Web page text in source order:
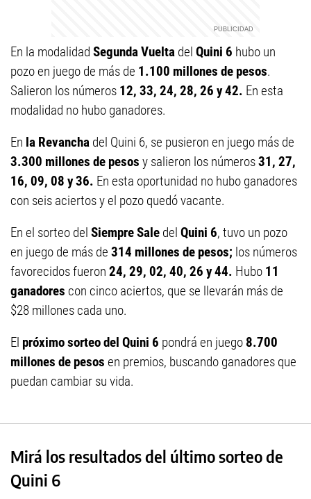
En la modalidad Segunda Vuelta del Quini 6 hubo un
pozo en juego de más de 1.100 millones de pesos.
Salieron los números 12, 33, 24, 28, 26 y 42. En esta
modalidad no hubo ganadores.
En la Revancha del Quini 6, se pusieron en juego más de
3.300 millones de pesos y salieron los números31, 27,
16, 09, 08 y 36. En esta oportunidad no hubo ganadores
con seis aciertos y el pozo quedó vacante.
En el sorteo del Siempre Sale del Quini 6, tuvo un pozo
en juego de más de 314 millones de pesos; los números
favorecidos fueron 24, 29, 02, 40, 26 y 44. Hubo 11
ganadores con cinco aciertos, que se llevarán más de
$28 millones cada uno.
El próximo sorteo del Quini 6 pondrá en juego 8.700
millones de pesos en premios, buscando ganadores que
puedan cambiar su vida.
Mirá los resultados del último sorteo de
Quini 6